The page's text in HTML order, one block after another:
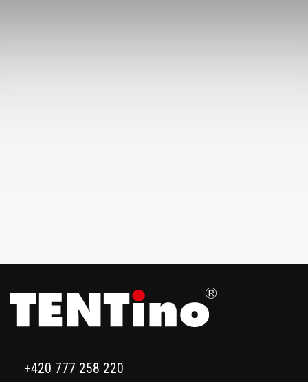
+420 777 258 220